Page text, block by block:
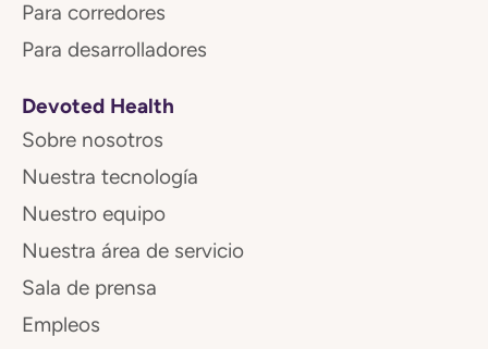
Para corredores
Para desarrolladores
Devoted Health
Sobre nosotros
Nuestra tecnología
Nuestro equipo
Nuestra área de servicio
Sala de prensa
Empleos